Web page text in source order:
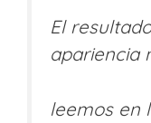
El
apariencia
leemos en